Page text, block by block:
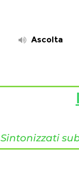
Ascolta
Sintonizzati